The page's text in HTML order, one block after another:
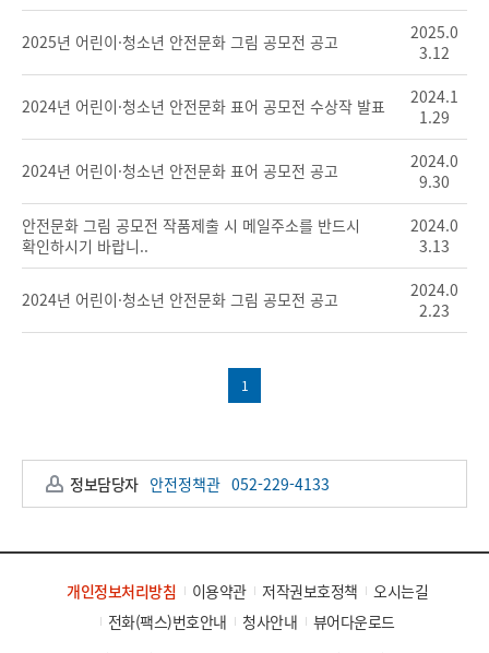
2025년 어린이·청소년 안전문화 그림 공모전 공고
2025.0
3.12
2024년 어린이·청소년 안전문화 표어 공모전 수상작 발표
2024.1
1.29
2024년 어린이·청소년 안전문화 표어 공모전 공고
2024.0
9.30
안전문화 그림 공모전 작품제출 시 메일주소를 반드시
확인하시기 바랍니..
2024.0
3.13
2024년 어린이·청소년 안전문화 그림 공모전 공고
2024.0
2.23
1
정보담당자 안전정책관 052-229-4133
개인정보처리방침 이용약관 저작권보호정책
오시는길
전화(팩스)번호안내
청사안내
뷰어다운로드